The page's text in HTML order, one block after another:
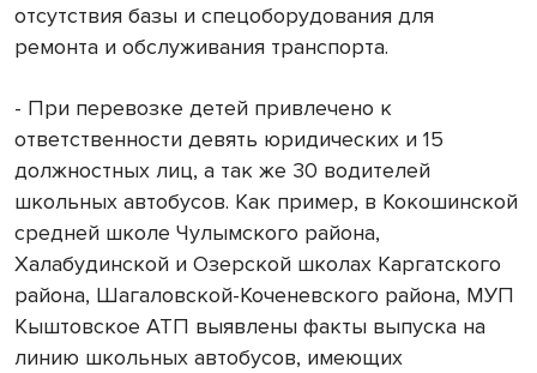
отсутствия базы и спецоборудования для
ремонта и обслуживания транспорта.
- При перевозке детей привлечено к
ответственности девять юридических и 15
должностных лиц, а так же 30 водителей
школьных автобусов. Как пример, в Кокошинской
средней школе Чулымского района,
Халабудинской и Озерской школах Каргатского
района, Шагаловской-Коченевского района, МУП
Кыштовское АТП выявлены факты выпуска на
линию школьных автобусов, имеющих